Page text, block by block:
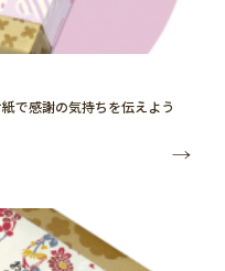
で感謝の気持ちを伝えよう